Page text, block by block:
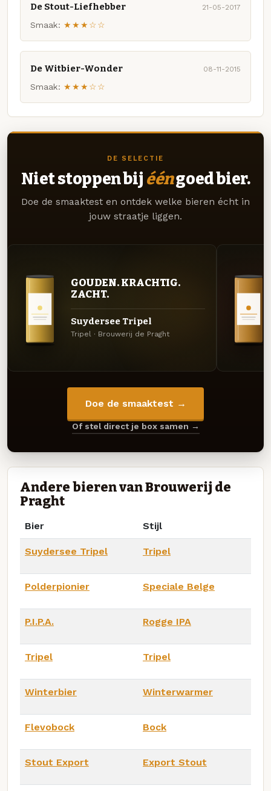
De Stout-Liefhebber 21-05-2017
Smaak: ★★★☆☆
De Witbier-Wonder 08-11-2015
Smaak: ★★★☆☆
DE SELECTIE
Niet stoppen bij ééngoed bier.
Doe de smaaktest en ontdek welke bieren écht in
jouw straatje liggen.
GOUDEN. KRACHTIG.
ZACHT.
Suydersee Tripel
Tripel · Brouwerij de Praght
Doe de smaaktest →
Of stel direct je box samen →
Andere bieren van Brouwerij de
Praght
Bier Stijl
Suydersee Tripel Tripel
Polderpionier Speciale Belge
P.I.P.A. Rogge IPA
Tripel Tripel
Winterbier Winterwarmer
Flevobock Bock
Stout Export Export Stout